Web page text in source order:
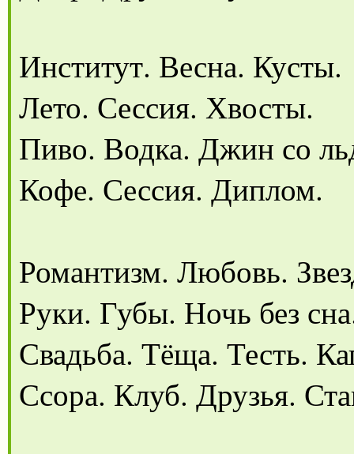
Институт. Весна. Кусты.
Лето. Сессия. Хвосты.
Пиво. Водка. Джин со
Кофе. Сессия. Диплом.
Романтизм. Любовь.
Руки. Губы. Ночь без
Свадьба. Тёща. Тесть.
Ссора. Клуб. Друзья.